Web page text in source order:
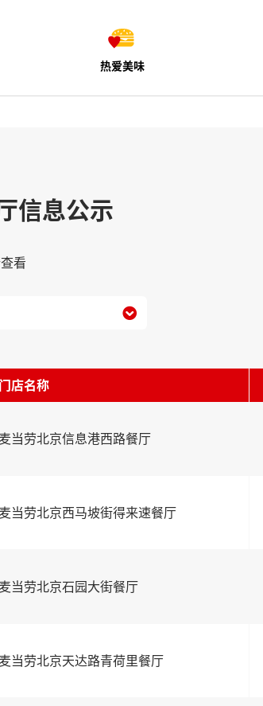
热爱美味
信息公示
看

门店名称
当劳北京信息港西路餐厅
当劳北京西马坡街得来速餐厅
当劳北京石园大街餐厅
当劳北京天达路青荷里餐厅